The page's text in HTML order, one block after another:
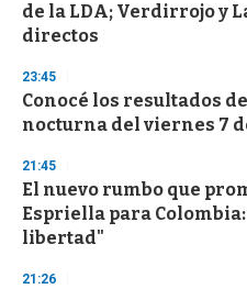
de la LDA; Verdirrojo y
directos
23:45
Conocé los resultados
nocturna del viernes 7
21:45
El nuevo rumbo que
Espriella para
libertad"
21:26